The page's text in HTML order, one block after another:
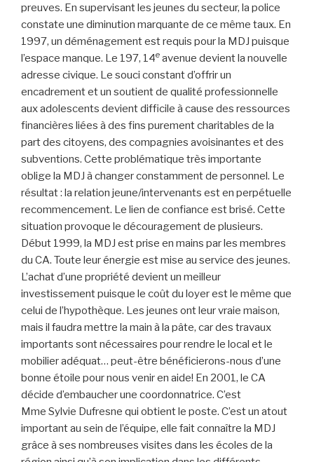
preuves. En supervisant les jeunes du secteur, la police
constate une diminution marquante de ce même taux. En
1997, un déménagement est requis pour la MDJ puisque
l’espace manque. Le 197, 14e avenue devient la nouvelle
adresse civique. Le souci constant d’offrir un
encadrement et un soutient de qualité professionnelle
aux adolescents devient difficile à cause des ressources
financières liées à des fins purement charitables de la
part des citoyens, des compagnies avoisinantes et des
subventions. Cette problématique très importante
oblige la MDJ à changer constamment de personnel. Le
résultat : la relation jeune/intervenants est en perpétuelle
recommencement. Le lien de confiance est brisé. Cette
situation provoque le découragement de plusieurs.
Début 1999, la MDJ est prise en mains par les membres
du CA. Toute leur énergie est mise au service des jeunes.
L’achat d’une propriété devient un meilleur
investissement puisque le coût du loyer est le même que
celui de l’hypothèque. Les jeunes ont leur vraie maison,
mais il faudra mettre la main à la pâte, car des travaux
importants sont nécessaires pour rendre le local et le
mobilier adéquat… peut-être bénéficierons-nous d’une
bonne étoile pour nous venir en aide! En 2001, le CA
décide d’embaucher une coordonnatrice. C’est
Mme Sylvie Dufresne qui obtient le poste. C’est un atout
important au sein de l’équipe, elle fait connaître la MDJ
grâce à ses nombreuses visites dans les écoles de la